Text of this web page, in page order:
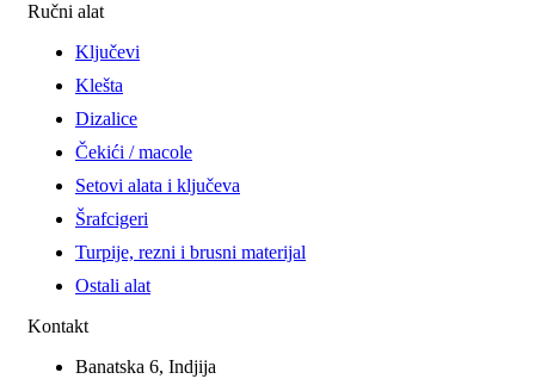
Ručni alat
Ključevi
Klešta
Dizalice
Čekići / macole
Setovi alata i ključeva
Šrafcigeri
Turpije, rezni i brusni materijal
Ostali alat
Kontakt
Banatska 6, Indjija